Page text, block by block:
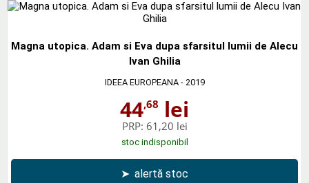
Magna utopica. Adam si Eva dupa sfarsitul lumii de Alecu
Ivan Ghilia
IDEEA EUROPEANA- 2019
44,68 lei
PRP: 61,20 lei
stoc indisponibil
➤ alertă stoc